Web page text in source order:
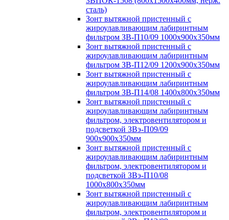
сталь)
Зонт вытяжной пристенный с
жироулавливающим лабиринтным
фильтром ЗВ-П10/09 1000х900х350мм
Зонт вытяжной пристенный с
жироулавливающим лабиринтным
фильтром ЗВ-П12/09 1200х900х350мм
Зонт вытяжной пристенный с
жироулавливающим лабиринтным
фильтром ЗВ-П14/08 1400х800х350мм
Зонт вытяжной пристенный с
жироулавливающим лабиринтным
фильтром, электровентилятором и
подсветкой ЗВэ-П09/09
900х900х350мм
Зонт вытяжной пристенный с
жироулавливающим лабиринтным
фильтром, электровентилятором и
подсветкой ЗВэ-П10/08
1000х800х350мм
Зонт вытяжной пристенный с
жироулавливающим лабиринтным
фильтром, электровентилятором и